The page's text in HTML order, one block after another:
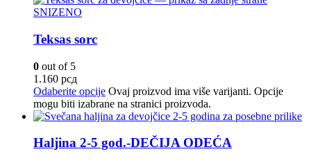
SNIZENO
Teksas sorc
0 out of 5
1.160 рсд
Odaberite opcije Ovaj proizvod ima više varijanti. Opcije
mogu biti izabrane na stranici proizvoda.
Haljina 2-5 god.-DEČIJA ODEĆA